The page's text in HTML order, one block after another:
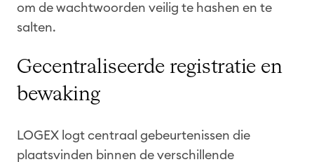
om de wachtwoorden veilig te hashen en te
salten.
Gecentraliseerde registratie en
bewaking
LOGEX logt centraal gebeurtenissen die
plaatsvinden binnen de verschillende